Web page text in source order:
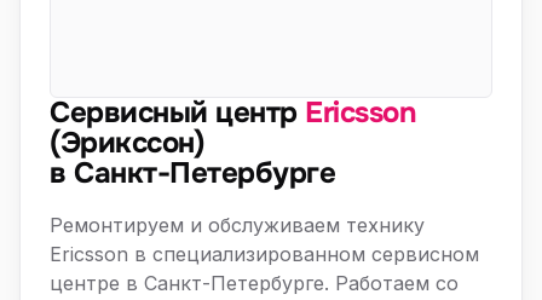
Сервисный центр Ericsson
(Эрикссон)
в Санкт-Петербурге
Ремонтируем и обслуживаем технику
Ericsson в специализированном сервисном
центре в Санкт-Петербурге. Работаем со